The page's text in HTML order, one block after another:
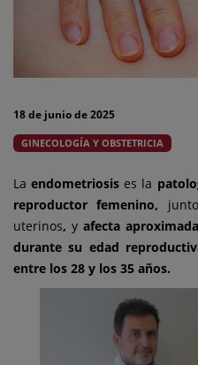
endometriosis
profunda
reducen
las
complicaciones
y
mejoran
el
18 de junio de 2025
GINECOLOGÍA Y OBSTETRICIA
La endometriosis es la
reproductor femenino,
uterinos, y afecta
durante su edad
entre los 28 y los 35 años.